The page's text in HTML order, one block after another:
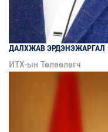
ДАЛХЖАВЭРДЭНЭЖАРГАЛ
ИТХ-ын Төлөөлөгч